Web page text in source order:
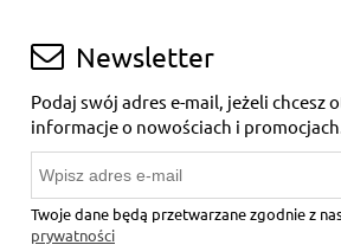
Newsletter
Podaj swój adres e-mail, jeżeli chcesz
informacje o nowościach i
Twoje dane będą przetwarzane zgodnie z
prywatności